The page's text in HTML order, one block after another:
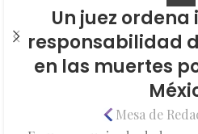
Un juez
responsabilidad
en las muertes
Mesa de